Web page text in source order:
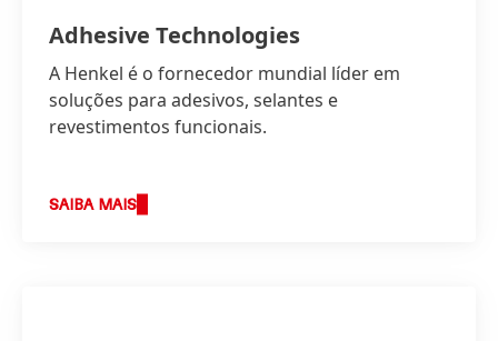
Adhesive Technologies
A Henkel é o fornecedor mundial líder em
soluções para adesivos, selantes e
revestimentos funcionais.
SAIBA MAIS